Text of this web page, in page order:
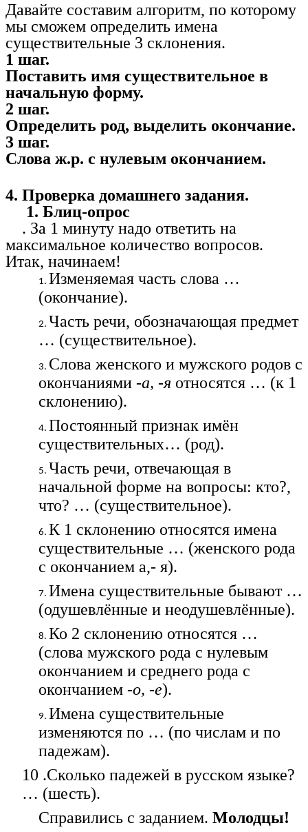
Давайте составим алгоритм, по которому
мы сможем определить имена
существительные 3 склонения.
1 шаг.
Поставить имя существительное в
начальную форму.
2 шаг.
Определить род, выделить окончание.
3 шаг.
Слова ж.р. с нулевым окончанием.
4. Проверка домашнего задания.
1. Блиц-опрос
. За 1 минуту надо ответить на
максимальное количество вопросов.
Итак, начинаем!
Изменяемая часть слова …
(окончание).
Часть речи, обозначающая предмет
… (существительное).
Слова женского и мужского родов с
окончаниями -а, -я относятся … (к 1
склонению).
Постоянный признак имён
существительных… (род).
Часть речи, отвечающая в
начальной форме на вопросы: кто?,
что? … (существительное).
К 1 склонению относятся имена
существительные … (женского рода
с окончанием а,- я).
Имена существительные бывают …
(одушевлённые и неодушевлённые).
Ко 2 склонению относятся …
(слова мужского рода с нулевым
окончанием и среднего рода с
окончанием -о, -е).
Имена существительные
изменяются по … (по числам и по
падежам).
10 .Сколько падежей в русском языке?
… (шесть).
Справились с заданием. Молодцы!